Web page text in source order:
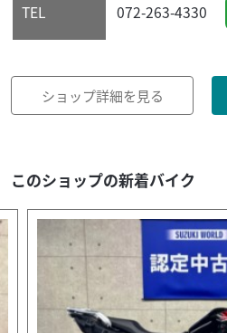
TEL 072-263-4330
ショップ詳細を見る
このショップの新着バイク